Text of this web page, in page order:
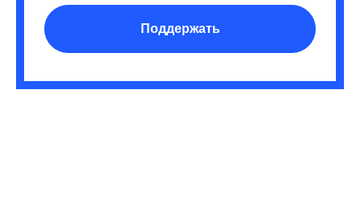
Поддержать